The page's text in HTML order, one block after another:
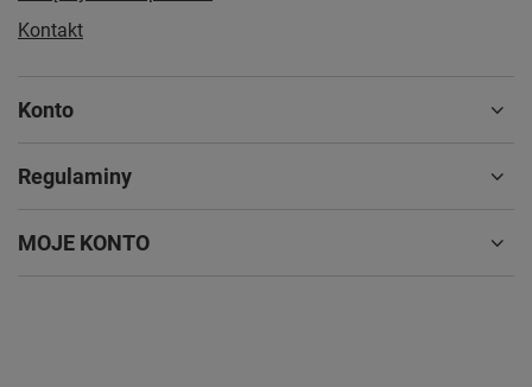
Kontakt
Konto
Regulaminy
MOJE KONTO